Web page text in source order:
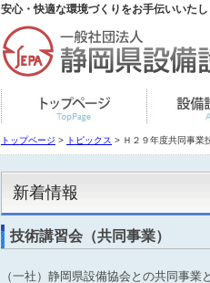
安心・快適な環境づくりをお手伝いいた
トップページ > トピックス > Ｈ２９年度共同事業
新着情報
技術講習会（共同事業）
（一社）静岡県設備協会との共同事業